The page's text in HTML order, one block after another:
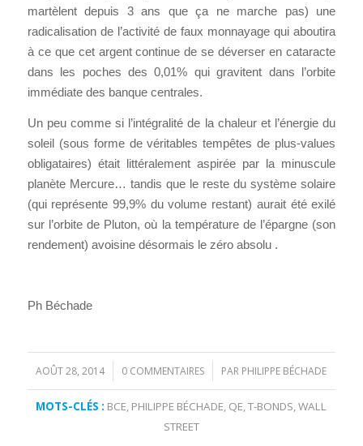
martèlent depuis 3 ans que ça ne marche pas) une
radicalisation de l’activité de faux monnayage qui aboutira
à ce que cet argent continue de se déverser en cataracte
dans les poches des 0,01% qui gravitent dans l’orbite
immédiate des banque centrales.
Un peu comme si l’intégralité de la chaleur et l’énergie du
soleil (sous forme de véritables tempêtes de plus-values
obligataires) était littéralement aspirée par la minuscule
planète Mercure… tandis que le reste du système solaire
(qui représente 99,9% du volume restant) aurait été exilé
sur l’orbite de Pluton, où la température de l’épargne (son
rendement) avoisine désormais le zéro absolu .
Ph Béchade
AOÛT 28, 2014
/ 0 COMMENTAIRES
/ PAR PHILIPPE BÉCHADE
MOTS-CLÉS : BCE, PHILIPPE BÉCHADE, QE,T-BONDS,WALL
STREET